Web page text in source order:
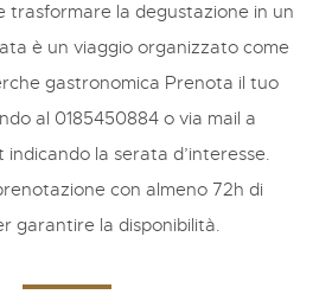
trasformare la degustazione in un
è un viaggio organizzato come
Prenota il tuo
al 0185450884 o via mail a
indicando la serata d’interesse.
con almeno 72h di
garantire la disponibilità.